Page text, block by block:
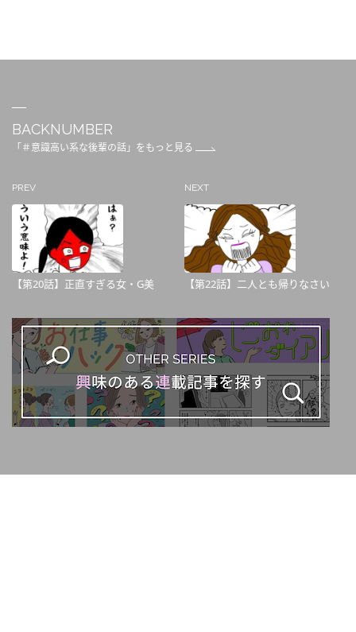
BACKNUMBER
「＃意識高い系な後輩の話」をもっと見る
PREV
【第20話】正直すぎる女・G美
NEXT
【第22話】二人とも帰りなさい